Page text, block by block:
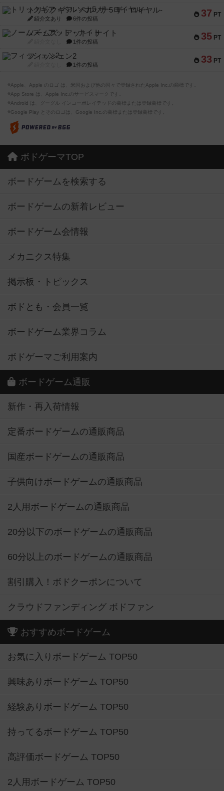
37 PT
トリックギア - ペルソナ5 ザ・ロイヤル-
紹介文あり 6件の投稿
35 PT
ノームズ・アット・ナイト
1件の投稿
33 PT
フィッシェン2
1件の投稿
※Apple、Apple のロゴ は、米国および他の国々で登録されたApple Inc.の商標です。
※App Store は、Apple Inc.のサービスマークです。
※Android は、グーグル インコーポレイテッドの商標または登録商標です。
※Google Play とそのロゴは、Google Inc.の商標または登録商標です。
ボドゲーマTOP
ボードゲームを検索する
ボードゲームの新着レビュー
ボードゲーム会情報
メカニクス特集
掲示板・トピックス
ボドとも・会員一覧
ボードゲーム業界コラム
ボドゲーマご利用案内
ボードゲーム通販
新作・再入荷情報
定番ボードゲームの通販商品
国産ボードゲームの通販商品
子供向けボードゲームの通販商品
2人用ボードゲームの通販商品
20分以下のボードゲームの通販商品
60分以上のボードゲームの通販商品
割引購入！ボドクーポンについて
クラウドファンディング ボドファン
おすすめボードゲーム
お気に入りボードゲーム TOP50
興味ありボードゲーム TOP50
経験ありボードゲーム TOP50
持ってるボードゲーム TOP50
高評価ボードゲーム TOP50
2人用ボードゲーム TOP50